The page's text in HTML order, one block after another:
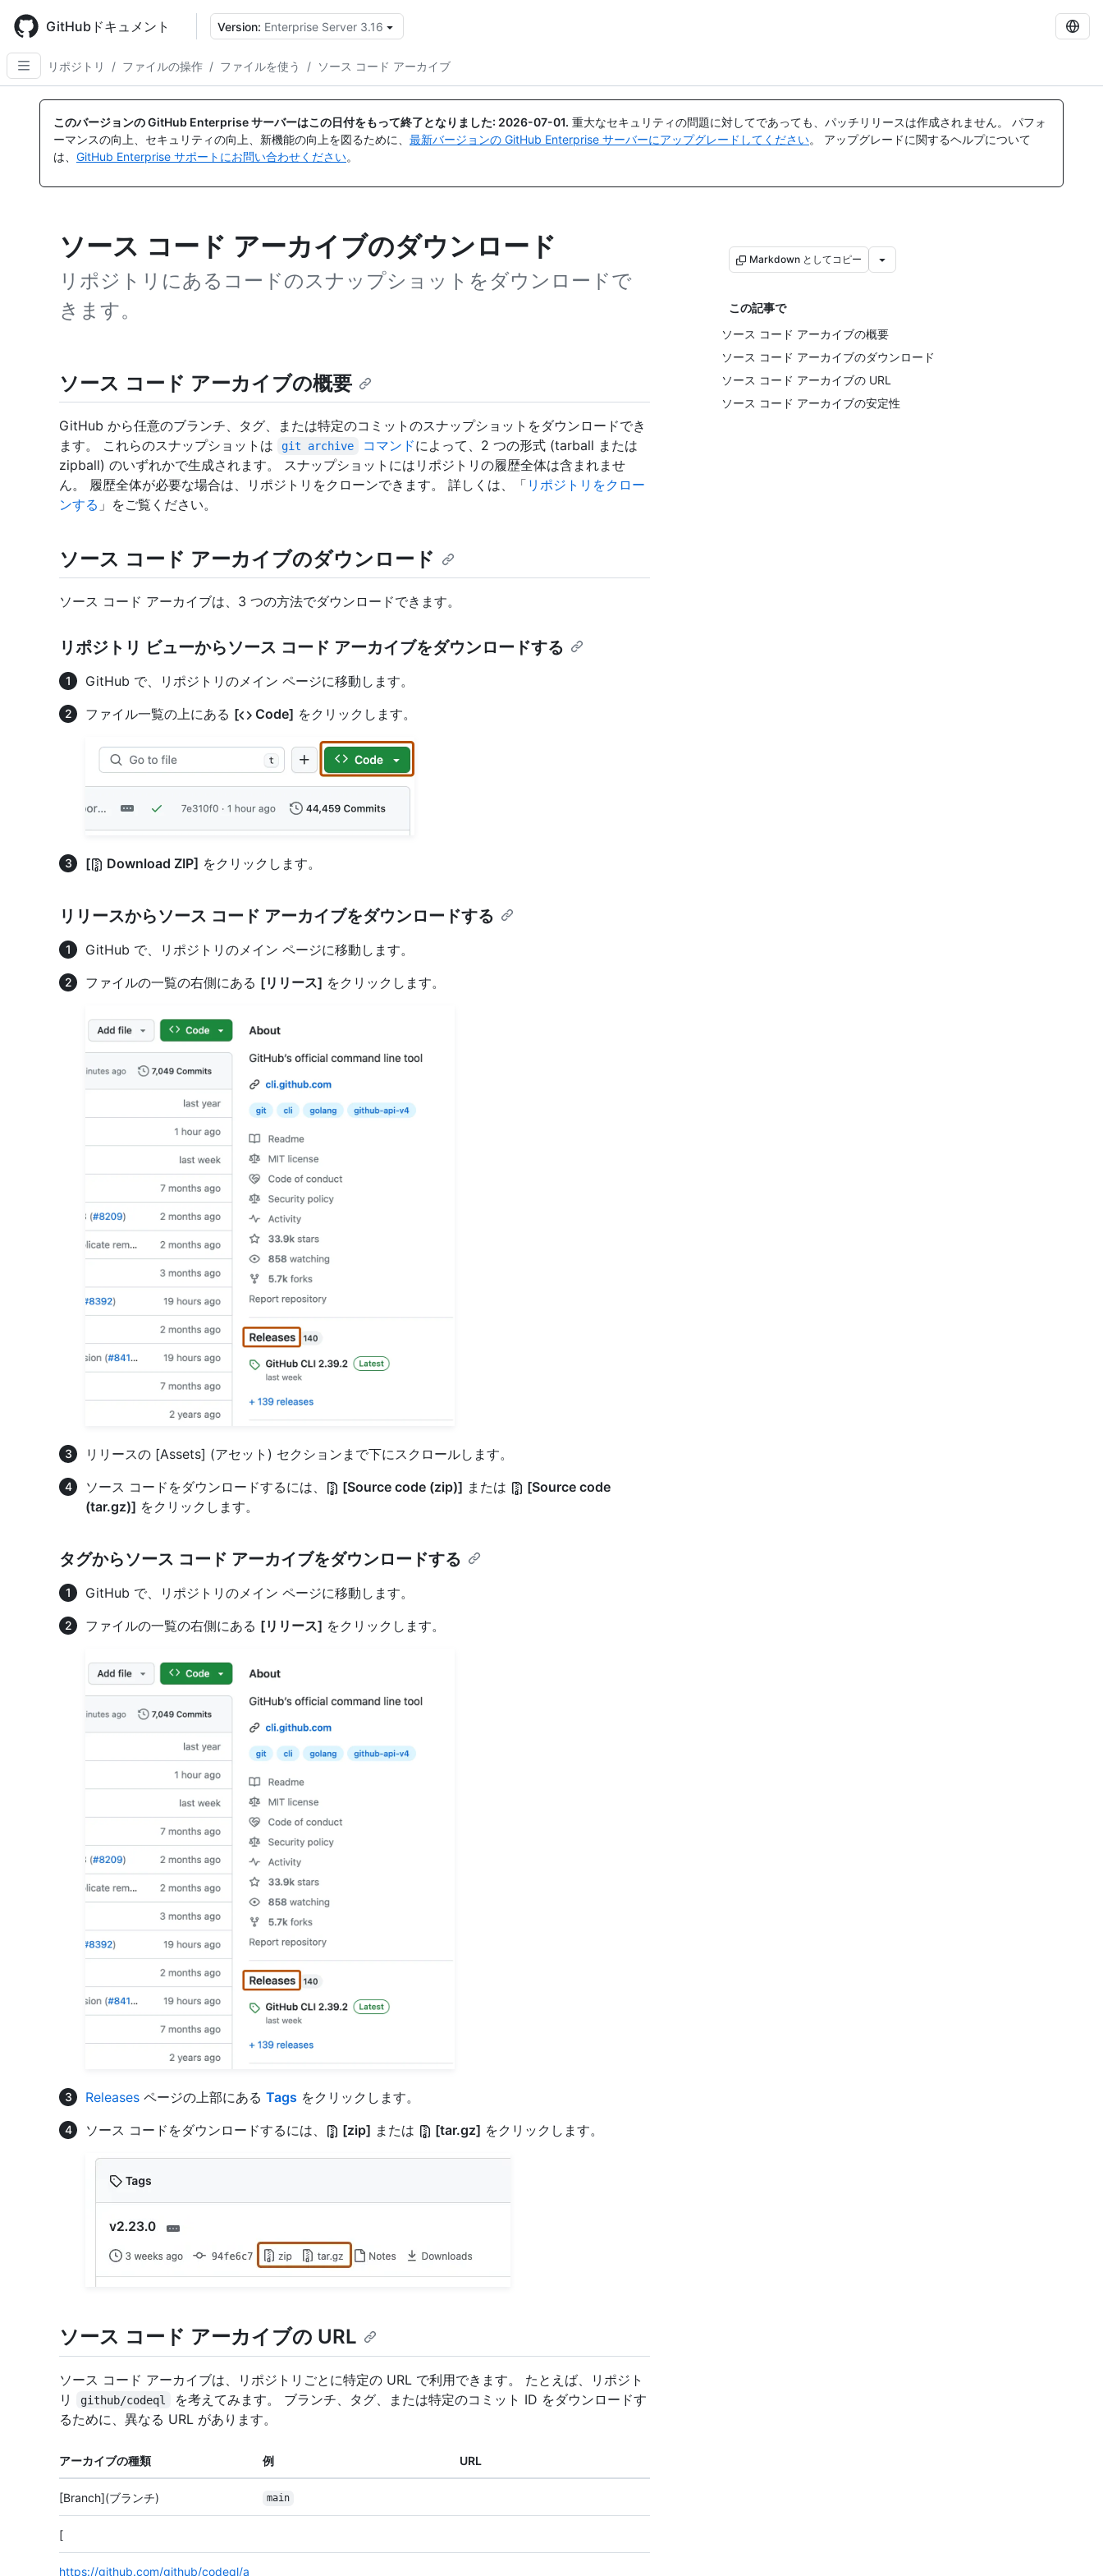
main
content
GitHubドキュメント Version: Enterprise Server 3.16
リポジトリ
/ ファイルの操作 / ファイルを使う / ソース コード アーカイブ
このバージョンの GitHub Enterprise サーバーはこの日付をもって終了となりました: 2026-07-01. 重大なセキュリティの問題に対してであっても、パッチリリースは作成されません。 パフォ
ーマンスの向上、セキュリティの向上、新機能の向上を図るために、 最新バージョンの GitHub Enterprise サーバーにアップグレードしてください。 アップグレードに関するヘルプについて
は、 GitHub Enterprise サポートにお問い合わせください。
ソース コード アーカイブのダウンロード
リポジトリにあるコードのスナップショットをダウンロードで
きます。
Markdown としてコピー
この記事で
ソース コード アーカイブの概要
ソース コード アーカイブのダウンロード
ソース コード アーカイブの URL
ソース コード アーカイブの安定性
ソース コード アーカイブの概要
GitHub から任意のブランチ、タグ、または特定のコミットのスナップショットをダウンロードでき
ます。 これらのスナップショットは
git archive コマンドによって、2 つの形式 (tarball または
zipball) のいずれかで生成されます。 スナップショットにはリポジトリの履歴全体は含まれませ
ん。 履歴全体が必要な場合は、リポジトリをクローンできます。 詳しくは、「 リポジトリをクロー
ンする 」をご覧ください。
ソース コード アーカイブのダウンロード
ソース コード アーカイブは、3 つの方法でダウンロードできます。
リポジトリ ビューからソース コード アーカイブをダウンロードする
GitHub で、リポジトリのメイン ページに移動します。
ファイル一覧の上にある [ Code] をクリックします。
[ Download ZIP] をクリックします。
リリースからソース コード アーカイブをダウンロードする
GitHub で、リポジトリのメイン ページに移動します。
ファイルの一覧の右側にある [リリース] をクリックします。
リリースの [Assets] (アセット) セクションまで下にスクロールします。
ソース コードをダウンロードするには、
[Source code (zip)] または
[Source code
(tar.gz)] をクリックします。
タグからソース コード アーカイブをダウンロードする
GitHub で、リポジトリのメイン ページに移動します。
ファイルの一覧の右側にある [リリース] をクリックします。
Releases ページの上部にある Tags をクリックします。
ソース コードをダウンロードするには、
[zip] または [tar.gz] をクリックします。
ソース コード アーカイブの URL
ソース コード アーカイブは、リポジトリごとに特定の URL で利用できます。 たとえば、リポジト
リ
github/codeql
を考えてみます。 ブランチ、タグ、または特定のコミット ID をダウンロードす
るために、異なる URL があります。
アーカイブの種類 例 URL
[Branch](ブランチ) main
[
https://github.com/github/codeql/a